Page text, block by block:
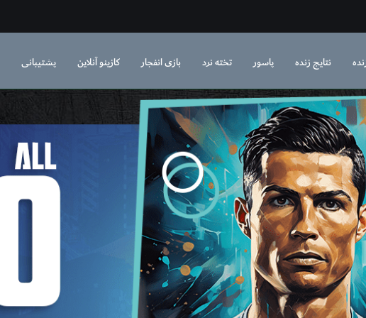
نتایج زنده پاسور تخته نرد بازی انفجار کازینو آنلاین پشتیبانی